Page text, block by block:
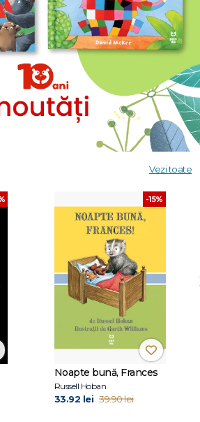
Vezi toate
-15%
Noapte bună, Frances
Russell Hoban
33.92 lei 39.90 lei